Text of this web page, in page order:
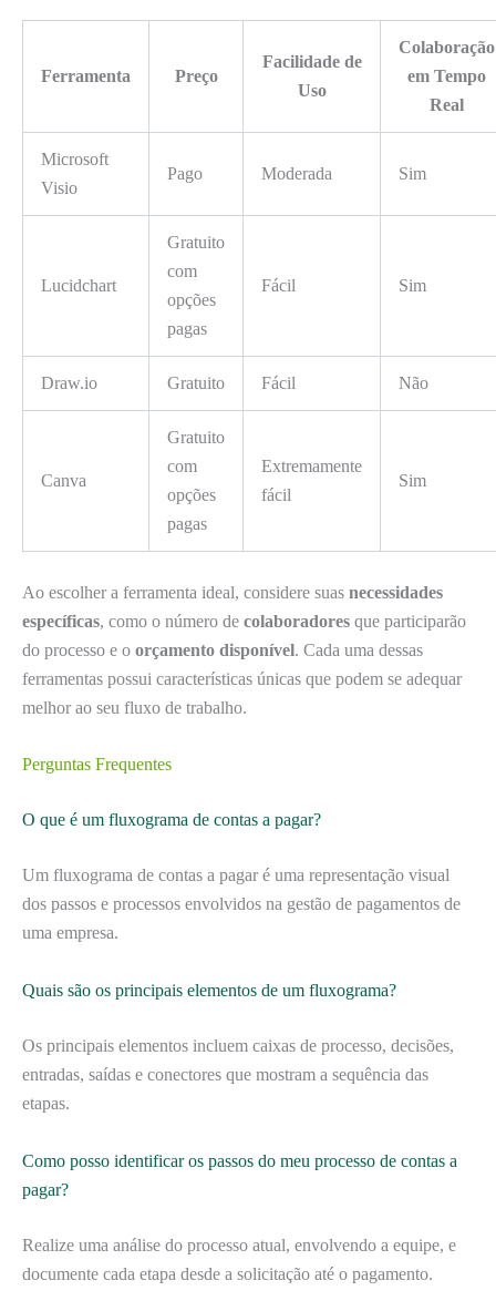
Ferramenta Preço
Facilidade de
Uso
Colaboração
em Tempo
Real
Microsoft
Visio
Pago Moderada Sim
Lucidchart
Gratuito
com
opções
pagas
Fácil Sim
Draw.io Gratuito Fácil Não
Canva
Gratuito
com
opções
pagas
Extremamente
fácil
Sim
Ao escolher a ferramenta ideal, considere suas necessidades
específicas, como o número de colaboradores que participarão
do processo e o orçamento disponível. Cada uma dessas
ferramentas possui características únicas que podem se adequar
melhor ao seu fluxo de trabalho.
Perguntas Frequentes
O que é um fluxograma de contas a pagar?
Um fluxograma de contas a pagar é uma representação visual
dos passos e processos envolvidos na gestão de pagamentos de
uma empresa.
Quais são os principais elementos de um fluxograma?
Os principais elementos incluem caixas de processo, decisões,
entradas, saídas e conectores que mostram a sequência das
etapas.
Como posso identificar os passos do meu processo de contas a
pagar?
Realize uma análise do processo atual, envolvendo a equipe, e
documente cada etapa desde a solicitação até o pagamento.